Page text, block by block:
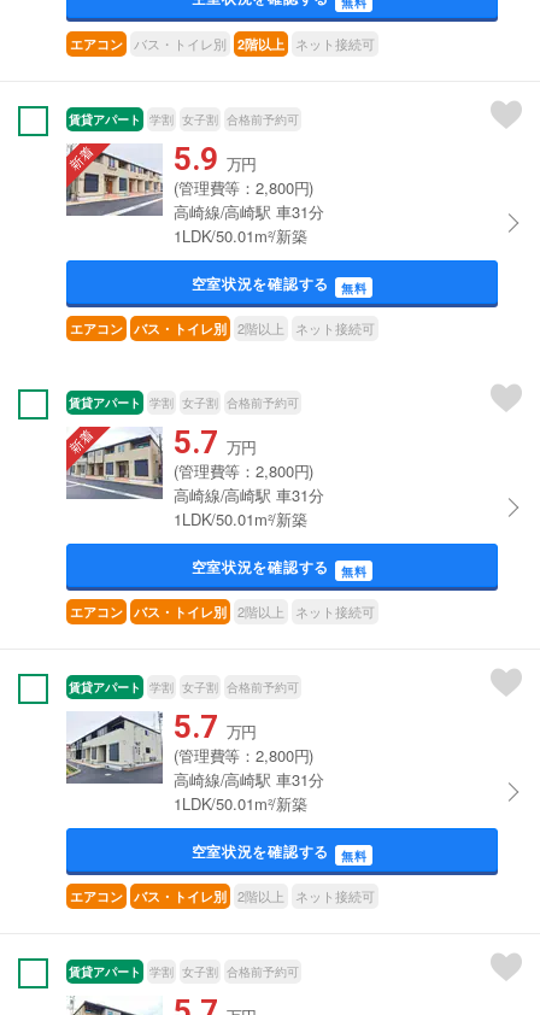
エアコン バス・トイレ別 2階以上 ネット接続可
賃貸アパート 学割 女子割 合格前予約可
5.9 万円
(管理費等：2,800円)
高崎線/高崎駅 車31分
1LDK/50.01m²/新築
空室状況を確認する 無料
エアコン バス・トイレ別 2階以上 ネット接続可
賃貸アパート 学割 女子割 合格前予約可
5.7 万円
(管理費等：2,800円)
高崎線/高崎駅 車31分
1LDK/50.01m²/新築
空室状況を確認する 無料
エアコン バス・トイレ別 2階以上 ネット接続可
賃貸アパート 学割 女子割 合格前予約可
5.7 万円
(管理費等：2,800円)
高崎線/高崎駅 車31分
1LDK/50.01m²/新築
空室状況を確認する 無料
エアコン バス・トイレ別 2階以上 ネット接続可
賃貸アパート 学割 女子割 合格前予約可